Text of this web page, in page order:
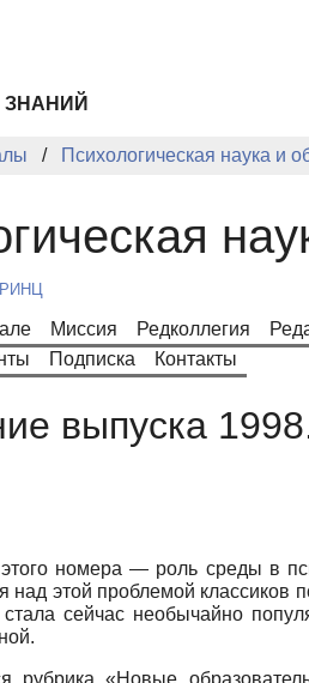
ЗНАНИЙ
Психологическая наука и
Миссия Редколлегия
Подписка Контакты
выпуска
номера — роль среды в
над этой проблемой классиков
сейчас необычайно